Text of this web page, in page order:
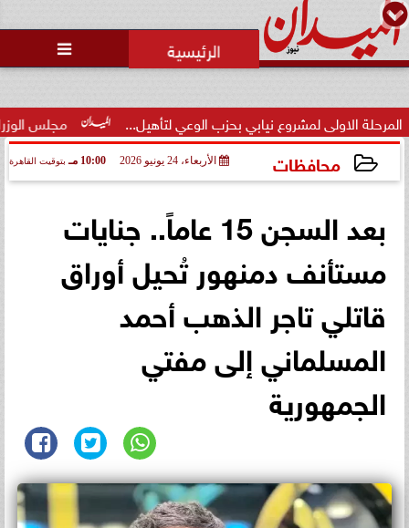

مجلس الوزراء يوافق على تعديل بعض بحزب الوعي لتأهيل...
محافظات الأربعاء، 24 يونيو 2026 10:00 مـ بتوقيت القاهرة
بعد السجن 15 عاماً.. جنايات
مستأنف دمنهور تُحيل أوراق
قاتلي تاجر الذهب أحمد
المسلماني إلى مفتي
الجمهورية
محاولات لإخفاء المقاعد عن أعضاء
الجمعية العمومية خلال الإفطار